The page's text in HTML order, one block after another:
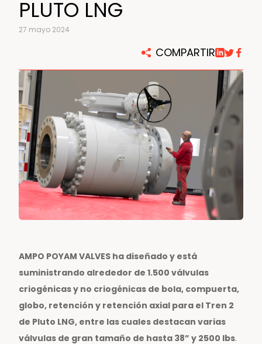
PLUTO LNG
27 mayo 2024
COMPARTIR
AMPO POYAM VALVES ha diseñado y está
suministrando alrededor de 1.500 válvulas
criogénicas y no criogénicas de bola, compuerta,
globo, retención y retención axial para el Tren 2
de Pluto LNG, entre las cuales destacan varias
válvulas de gran tamaño de hasta 38” y 2500 lbs.